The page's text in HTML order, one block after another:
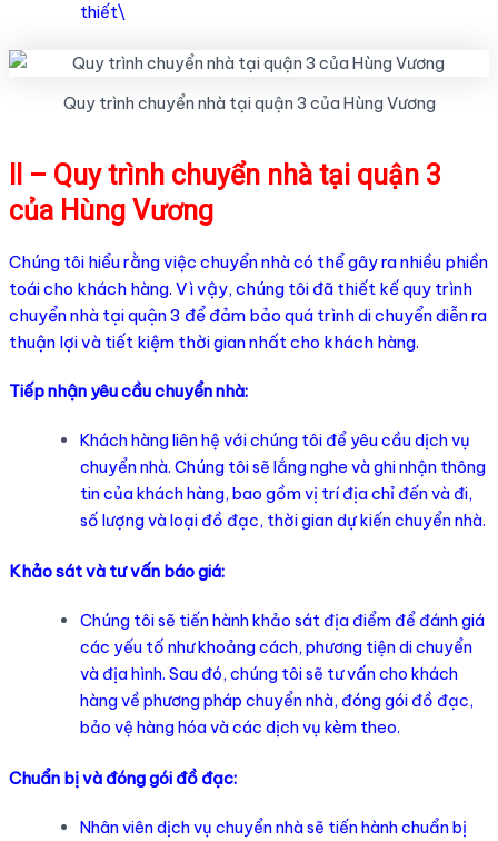
thiết\
Quy trình chuyển nhà tại quận 3 của Hùng Vương
II – Quy trình chuyển nhà tại quận 3
của Hùng Vương
Chúng tôi hiểu rằng việc chuyển nhà có thể gây ra nhiều phiền
toái cho khách hàng. Vì vậy, chúng tôi đã thiết kế quy trình
chuyển nhà tại quận 3 để đảm bảo quá trình di chuyển diễn ra
thuận lợi và tiết kiệm thời gian nhất cho khách hàng.
Tiếp nhận yêu cầu chuyển nhà:
Khách hàng liên hệ với chúng tôi để yêu cầu dịch vụ
chuyển nhà. Chúng tôi sẽ lắng nghe và ghi nhận thông
tin của khách hàng, bao gồm vị trí địa chỉ đến và đi,
số lượng và loại đồ đạc, thời gian dự kiến chuyển nhà.
Khảo sát và tư vấn báo giá:
Chúng tôi sẽ tiến hành khảo sát địa điểm để đánh giá
các yếu tố như khoảng cách, phương tiện di chuyển
và địa hình. Sau đó, chúng tôi sẽ tư vấn cho khách
hàng về phương pháp chuyển nhà, đóng gói đồ đạc,
bảo vệ hàng hóa và các dịch vụ kèm theo.
Chuẩn bị và đóng gói đồ đạc:
Nhân viên dịch vụ chuyển nhà sẽ tiến hành chuẩn bị